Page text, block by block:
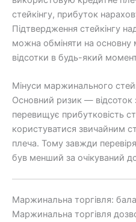
стейкінгу, прибуток
Підтвердження стейкінгу
можна обміняти на основну
відсотки в будь-який
Мінуси маржинального
Основний ризик — відсоток
перевищує прибутковість
користуватися звичайним
плеча. Тому завжди
був менший за очікуваний
Маржинальна торгівля:
Маржинальна торгівля